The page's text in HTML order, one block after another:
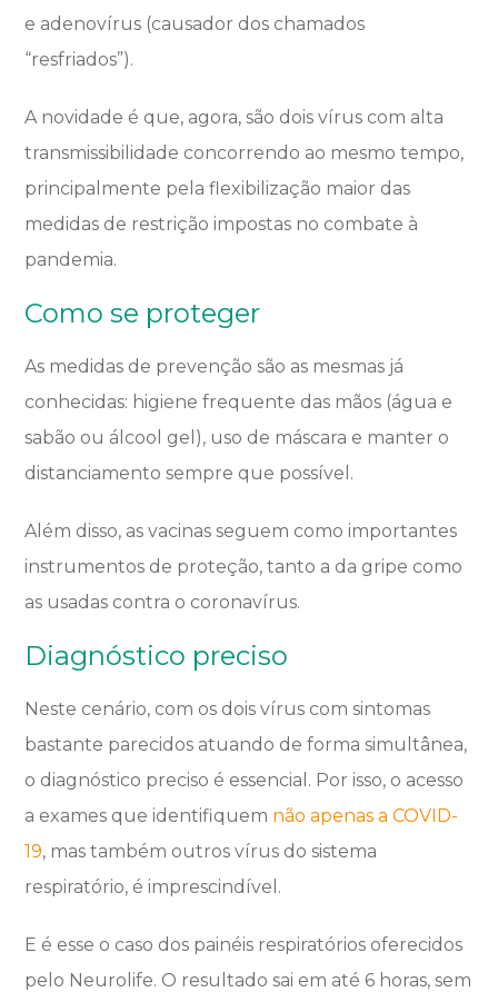
e adenovírus (causador dos chamados
“resfriados”).
A novidade é que, agora, são dois vírus com alta
transmissibilidade concorrendo ao mesmo tempo,
principalmente pela flexibilização maior das
medidas de restrição impostas no combate à
pandemia.
Como se proteger
As medidas de prevenção são as mesmas já
conhecidas: higiene frequente das mãos (água e
sabão ou álcool gel), uso de máscara e manter o
distanciamento sempre que possível.
Além disso, as vacinas seguem como importantes
instrumentos de proteção, tanto a da gripe como
as usadas contra o coronavírus.
Diagnóstico preciso
Neste cenário, com os dois vírus com sintomas
bastante parecidos atuando de forma simultânea,
o diagnóstico preciso é essencial. Por isso, o acesso
a exames que identifiquem não apenas a COVID-
19, mas também outros vírus do sistema
respiratório, é imprescindível.
E é esse o caso dos painéis respiratórios oferecidos
pelo Neurolife. O resultado sai em até 6 horas, sem